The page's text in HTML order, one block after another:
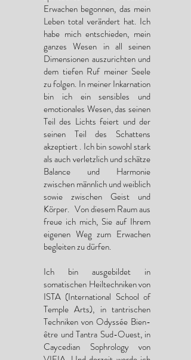
Erwachen begonnen, das mein
Leben total verändert hat. Ich
habe mich entschieden, mein
ganzes Wesen in all seinen
Dimensionen auszurichten und
dem tiefen Ruf meiner Seele
zu folgen. In meiner Inkarnation
bin ich ein sensibles und
emotionales Wesen, das seinen
Teil des Lichts feiert und der
seinen Teil des Schattens
akzeptiert . Ich bin sowohl stark
als auch verletzlich und schätze
Balance und Harmonie
zwischen männlich und weiblich
sowie zwischen Geist und
Körper. Von diesem Raum aus
freue ich mich, Sie auf Ihrem
eigenen Weg zum Erwachen
begleiten zu dürfen.
Ich bin ausgebildet in
somatischen Heiltechniken von
ISTA (International School of
Temple Arts), in tantrischen
Techniken von Odyssée Bien-
être und Tantra Sud-Ouest, in
Caycedian Sophrology von